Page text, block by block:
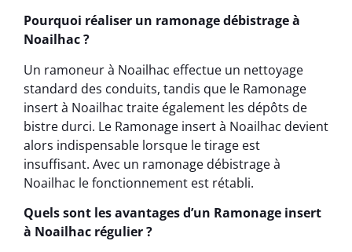
Pourquoi réaliser un ramonage débistrage à
Noailhac ?
Un ramoneur à Noailhac effectue un nettoyage
standard des conduits, tandis que le Ramonage
insert à Noailhac traite également les dépôts de
bistre durci. Le Ramonage insert à Noailhac devient
alors indispensable lorsque le tirage est
insuffisant. Avec un ramonage débistrage à
Noailhac le fonctionnement est rétabli.
Quels sont les avantages d’un Ramonage insert
à Noailhac régulier ?